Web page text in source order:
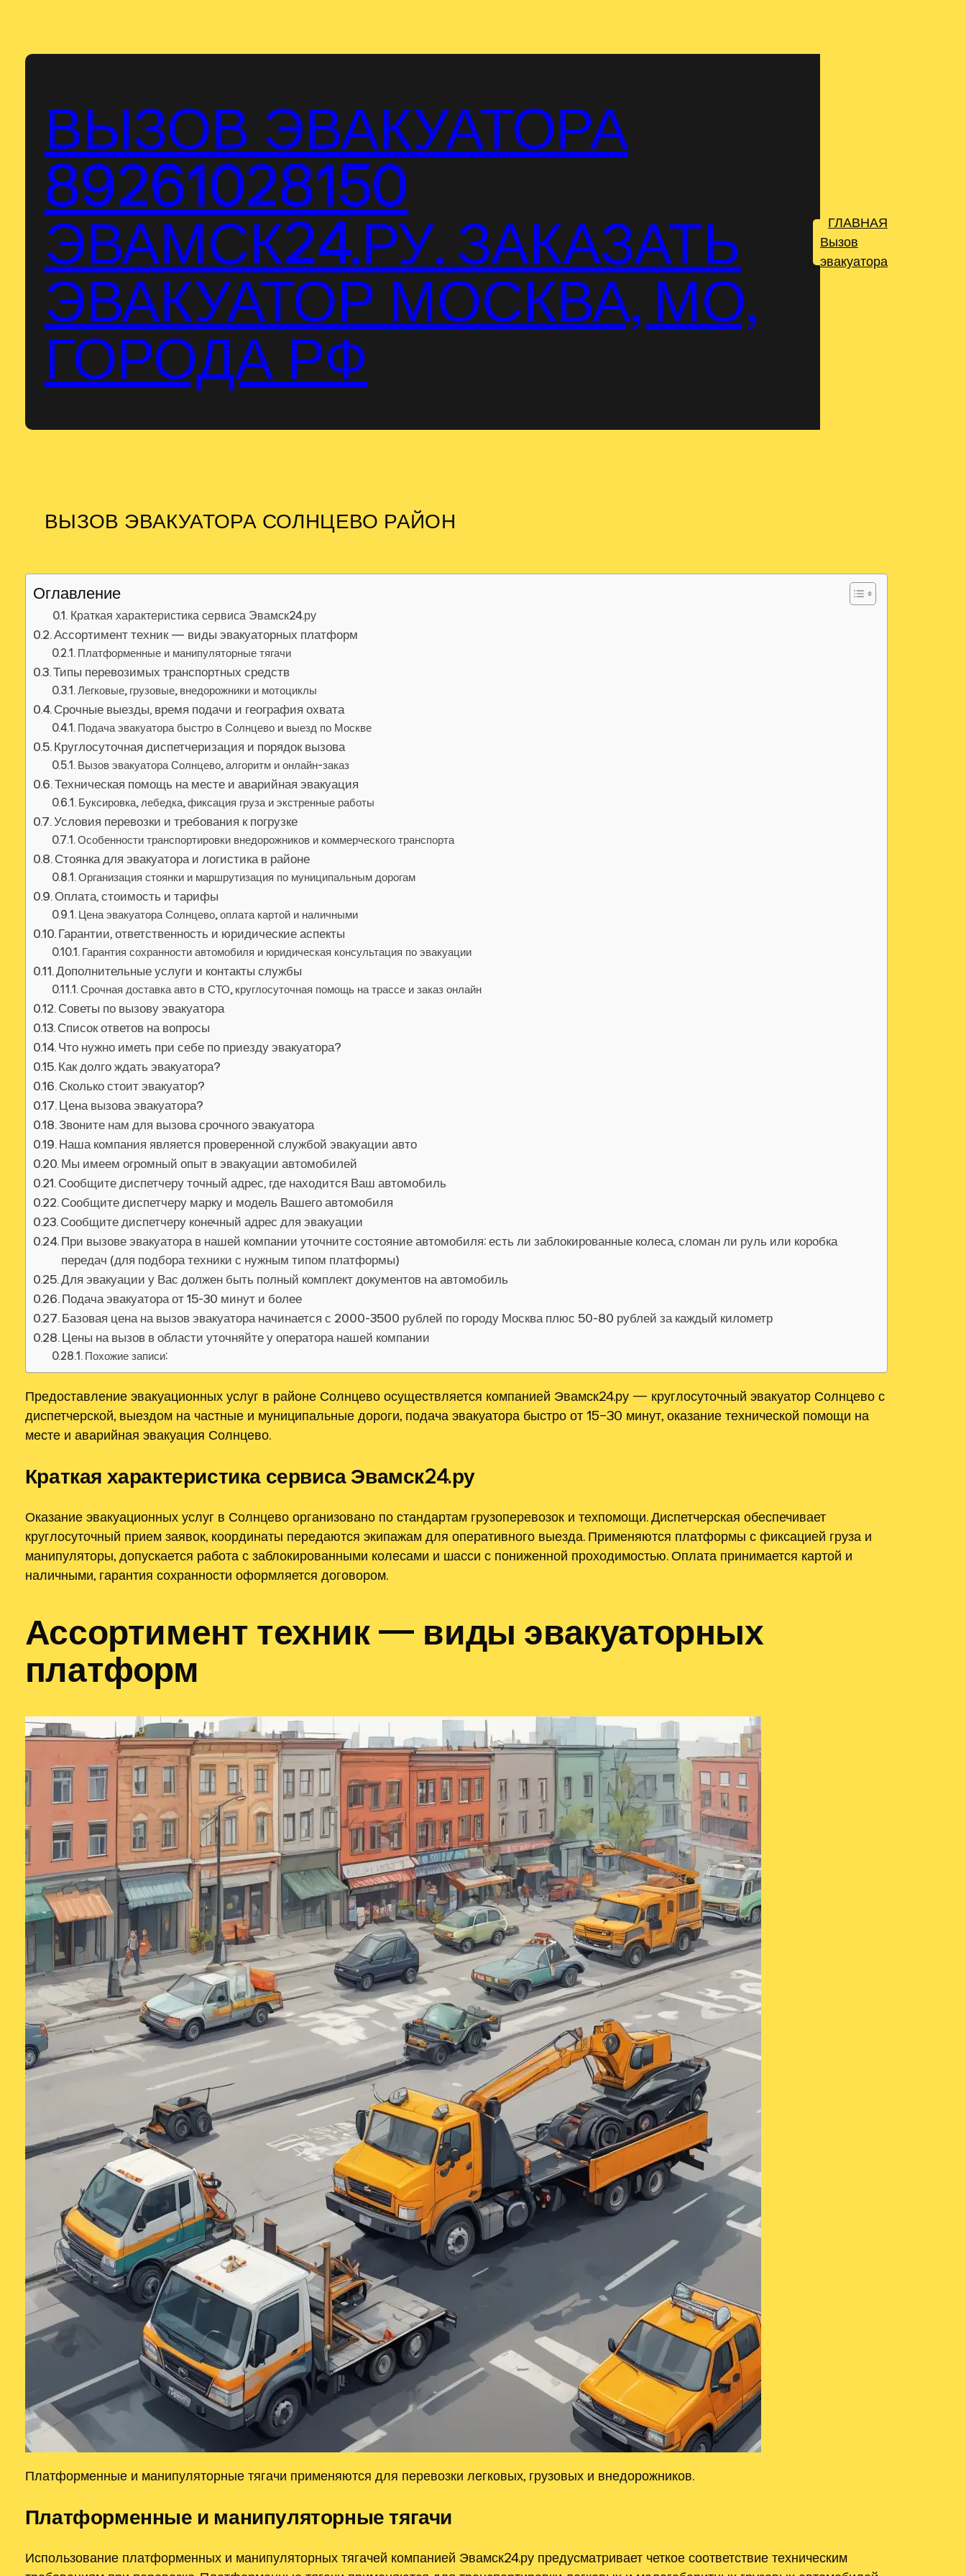
содержимому
ВЫЗОВ ЭВАКУАТОРА
89261028150
ЭВАМСК24.РУ. ЗАКАЗАТЬ
ЭВАКУАТОР МОСКВА, МО,
ГОРОДА РФ
ГЛАВНАЯ
Вызов
эвакуатора
ВЫЗОВ ЭВАКУАТОРА СОЛНЦЕВО РАЙОН
Оглавление
Краткая характеристика сервиса Эвамск24.ру
Ассортимент техник — виды эвакуаторных платформ
Платформенные и манипуляторные тягачи
Типы перевозимых транспортных средств
Легковые, грузовые, внедорожники и мотоциклы
Срочные выезды, время подачи и география охвата
Подача эвакуатора быстро в Солнцево и выезд по Москве
Круглосуточная диспетчеризация и порядок вызова
Вызов эвакуатора Солнцево, алгоритм и онлайн-заказ
Техническая помощь на месте и аварийная эвакуация
Буксировка, лебедка, фиксация груза и экстренные работы
Условия перевозки и требования к погрузке
Особенности транспортировки внедорожников и коммерческого транспорта
Стоянка для эвакуатора и логистика в районе
Организация стоянки и маршрутизация по муниципальным дорогам
Оплата, стоимость и тарифы
Цена эвакуатора Солнцево, оплата картой и наличными
Гарантии, ответственность и юридические аспекты
Гарантия сохранности автомобиля и юридическая консультация по эвакуации
Дополнительные услуги и контакты службы
Срочная доставка авто в СТО, круглосуточная помощь на трассе и заказ онлайн
Советы по вызову эвакуатора
Список ответов на вопросы
Что нужно иметь при себе по приезду эвакуатора?
Как долго ждать эвакуатора?
Сколько стоит эвакуатор?
Цена вызова эвакуатора?
Звоните нам для вызова срочного эвакуатора
Наша компания является проверенной службой эвакуации авто
Мы имеем огромный опыт в эвакуации автомобилей
Сообщите диспетчеру точный адрес, где находится Ваш автомобиль
Сообщите диспетчеру марку и модель Вашего автомобиля
Сообщите диспетчеру конечный адрес для эвакуации
При вызове эвакуатора в нашей компании уточните состояние автомобиля: есть ли заблокированные колеса, сломан ли руль или коробка
передач (для подбора техники с нужным типом платформы)
Для эвакуации у Вас должен быть полный комплект документов на автомобиль
Подача эвакуатора от 15-30 минут и более
Базовая цена на вызов эвакуатора начинается с 2000-3500 рублей по городу Москва плюс 50-80 рублей за каждый километр
Цены на вызов в области уточняйте у оператора нашей компании
Похожие записи:
Предоставление эвакуационных услуг в районе Солнцево осуществляется компанией Эвамск24.ру — круглосуточный эвакуатор Солнцево с
диспетчерской, выездом на частные и муниципальные дороги, подача эвакуатора быстро от 15–30 минут, оказание технической помощи на
месте и аварийная эвакуация Солнцево.
Краткая характеристика сервиса Эвамск24.ру
Оказание эвакуационных услуг в Солнцево организовано по стандартам грузоперевозок и техпомощи. Диспетчерская обеспечивает
круглосуточный прием заявок, координаты передаются экипажам для оперативного выезда. Применяются платформы с фиксацией груза и
манипуляторы, допускается работа с заблокированными колесами и шасси с пониженной проходимостью. Оплата принимается картой и
наличными, гарантия сохранности оформляется договором.
Ассортимент техник — виды эвакуаторных
платформ
Платформенные и манипуляторные тягачи применяются для перевозки легковых, грузовых и внедорожников.
Платформенные и манипуляторные тягачи
Использование платформенных и манипуляторных тягачей компанией Эвамск24.ру предусматривает четкое соответствие техническим